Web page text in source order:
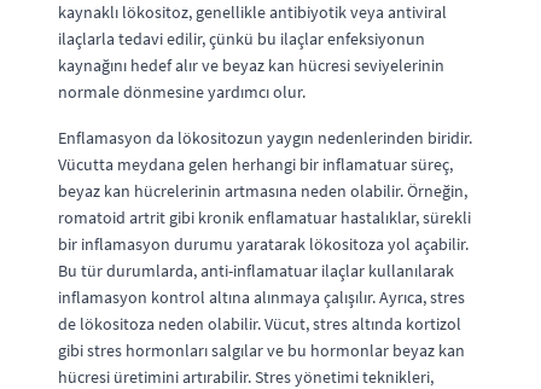
kaynaklı lökositoz, genellikle antibiyotik veya antiviral
ilaçlarla tedavi edilir, çünkü bu ilaçlar enfeksiyonun
kaynağını hedef alır ve beyaz kan hücresi seviyelerinin
normale dönmesine yardımcı olur.
Enflamasyon da lökositozun yaygın nedenlerinden biridir.
Vücutta meydana gelen herhangi bir inflamatuar süreç,
beyaz kan hücrelerinin artmasına neden olabilir. Örneğin,
romatoid artrit gibi kronik enflamatuar hastalıklar, sürekli
bir inflamasyon durumu yaratarak lökositoza yol açabilir.
Bu tür durumlarda, anti-inflamatuar ilaçlar kullanılarak
inflamasyon kontrol altına alınmaya çalışılır. Ayrıca, stres
de lökositoza neden olabilir. Vücut, stres altında kortizol
gibi stres hormonları salgılar ve bu hormonlar beyaz kan
hücresi üretimini artırabilir. Stres yönetimi teknikleri,